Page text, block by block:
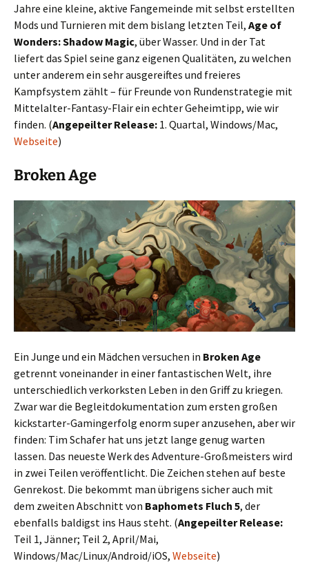
Jahre eine kleine, aktive Fangemeinde mit selbst erstellten
Mods und Turnieren mit dem bislang letzten Teil, Age of
Wonders: Shadow Magic, über Wasser. Und in der Tat
liefert das Spiel seine ganz eigenen Qualitäten, zu welchen
unter anderem ein sehr ausgereiftes und freieres
Kampfsystem zählt – für Freunde von Rundenstrategie mit
Mittelalter-Fantasy-Flair ein echter Geheimtipp, wie wir
finden. (Angepeilter Release: 1. Quartal, Windows/Mac,
Webseite)
Broken Age
Ein Junge und ein Mädchen versuchen in Broken Age
getrennt voneinander in einer fantastischen Welt, ihre
unterschiedlich verkorksten Leben in den Griff zu kriegen.
Zwar war die Begleitdokumentation zum ersten großen
kickstarter-Gamingerfolg enorm super anzusehen, aber wir
finden: Tim Schafer hat uns jetzt lange genug warten
lassen. Das neueste Werk des Adventure-Großmeisters wird
in zwei Teilen veröffentlicht. Die Zeichen stehen auf beste
Genrekost. Die bekommt man übrigens sicher auch mit
dem zweiten Abschnitt von Baphomets Fluch 5, der
ebenfalls baldigst ins Haus steht. (Angepeilter Release:
Teil 1, Jänner; Teil 2, April/Mai,
Windows/Mac/Linux/Android/iOS, Webseite)